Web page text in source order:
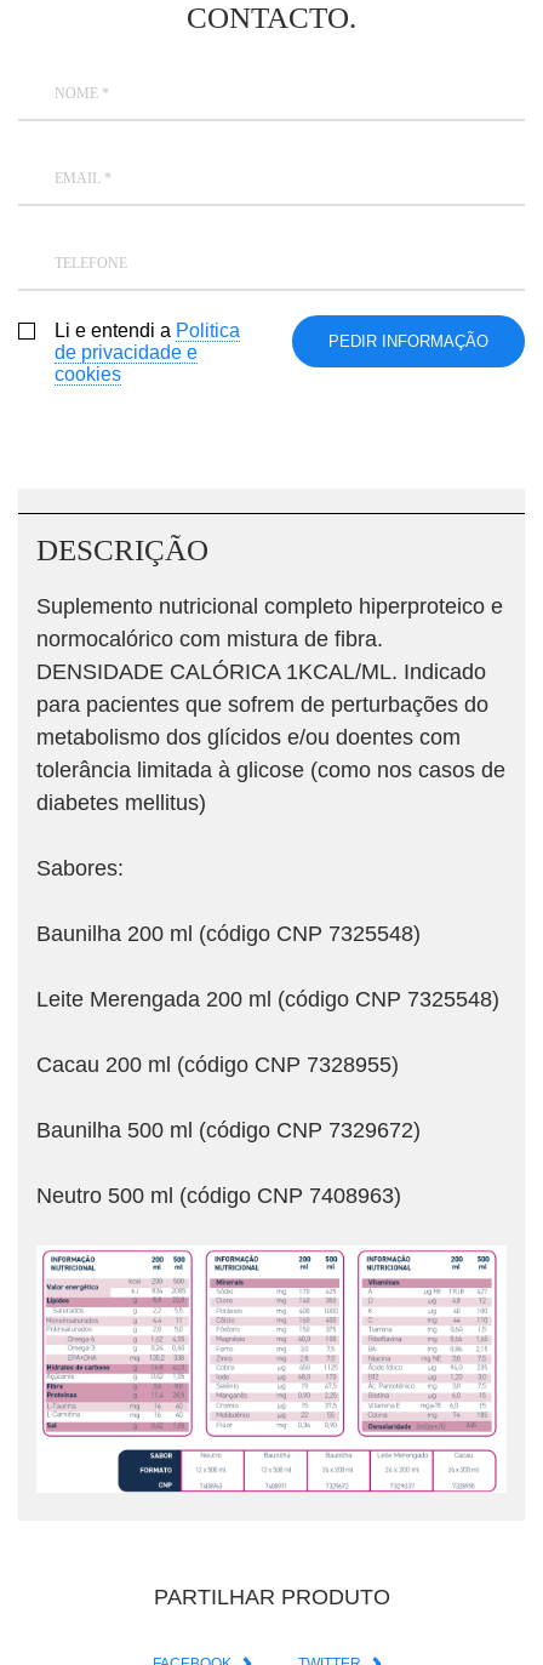
CONTACTO.
NOME *
EMAIL *
TELEFONE
Li e entendi a Politica
de privacidade e
cookies
DESCRIÇÃO
Suplemento nutricional completo hiperproteico e
normocalórico com mistura de fibra.
DENSIDADE CALÓRICA 1KCAL/ML. Indicado
para pacientes que sofrem de perturbações do
metabolismo dos glícidos e/ou doentes com
tolerância limitada à glicose (como nos casos de
diabetes mellitus)
Sabores:
Baunilha 200 ml (código CNP 7325548)
Leite Merengada 200 ml (código CNP 7325548)
Cacau 200 ml (código CNP 7328955)
Baunilha 500 ml (código CNP 7329672)
Neutro 500 ml (código CNP 7408963)
PARTILHAR PRODUTO